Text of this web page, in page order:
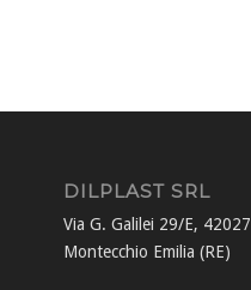
DILPLAST SRL
Via G. Galilei 29/E, 42027
Montecchio Emilia (RE)